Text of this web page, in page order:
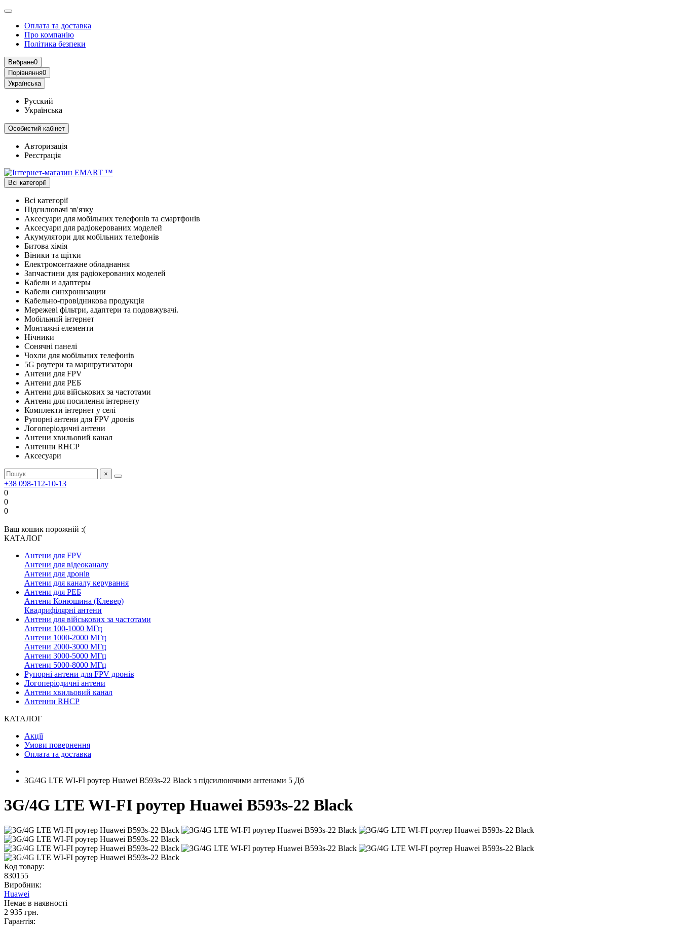
Оплата та доставка
Про компанію
Політика безпеки
Вибране0
Порівняння0
Українська
Русский
Українська
Особистий кабінет
Авторизація
Реєстрація
Всі категорії
Всі категорії
Підсилювачі зв'язку
Аксесуари для мобільних телефонів та смартфонів
Аксесуари для радіокерованих моделей
Акумулятори для мобільних телефонів
Битова хімія
Віники та щітки
Електромонтажне обладнання
Запчастини для радіокерованих моделей
Кабели и адаптеры
Кабели синхронизации
Кабельно-провідникова продукція
Мережеві фільтри, адаптери та подовжувачі.
Мобільний інтернет
Монтажні елементи
Нічники
Сонячні панелі
Чохли для мобільних телефонів
5G роутери та маршрутизатори
Антени для FPV
Антени для РЕБ
Антени для військових за частотами
Антени для посилення інтернету
Комплекти інтернет у селі
Рупорні антени для FPV дронів
Логоперіодичні антени
Антени хвильовий канал
Антенни RHCP
Аксесуари
×
+38 098-112-10-13
0
0
0
Ваш кошик порожній :(
КАТАЛОГ
Антени для FPV
Антени для відеоканалу
Антени для дронів
Антени для каналу керування
Антени для РЕБ
Антени Конюшина (Клевер)
Квадрифілярні антени
Антени для військових за частотами
Антени 100-1000 МГц
Антени 1000-2000 МГц
Антени 2000-3000 МГц
Антени 3000-5000 МГц
Антени 5000-8000 МГц
Рупорні антени для FPV дронів
Логоперіодичні антени
Антени хвильовий канал
Антенни RHCP
КАТАЛОГ
Акції
Умови повернення
Оплата та доставка
3G/4G LTE WI-FI роутер Huawei B593s-22 Black з підсилюючими антенами 5 Дб
3G/4G LTE WI-FI роутер Huawei B593s-22 Black
Код товару:
830155
Виробник:
Huawei
Немає в наявності
2 935 грн.
Гарантія: